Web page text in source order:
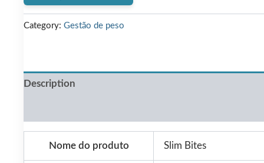
was:
is:
€23.00.
Category: Gestão de peso
Description
Nome do produto Slim Bites